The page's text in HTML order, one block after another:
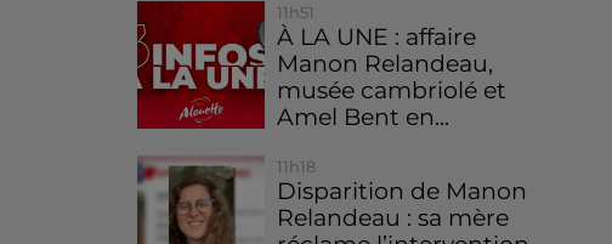
11h51
À LA UNE : affaire
Manon Relandeau,
musée cambriolé et
Amel Bent en...
11h18
Disparition de Manon
Relandeau : sa mère